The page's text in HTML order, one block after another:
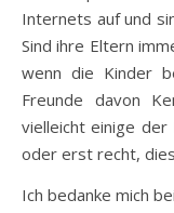
Internets auf und
Sind ihre Eltern
wenn die Kinder
Freunde davon
vielleicht einige der
oder erst recht,
Ich bedanke mich